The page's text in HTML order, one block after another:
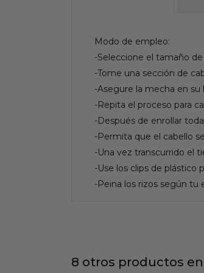
Modo de empleo:
-Seleccione el tamaño
-Tome una sección de
-Asegure la mecha en su
-Repita el proceso para
-Después de enrollar
-Permita que el cabello
-Una vez transcurrido el
-Use los clips de plástico
-Peina los rizos según tu
8 otros productos